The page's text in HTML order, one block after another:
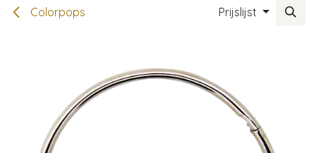
Colorpops Prijslijst